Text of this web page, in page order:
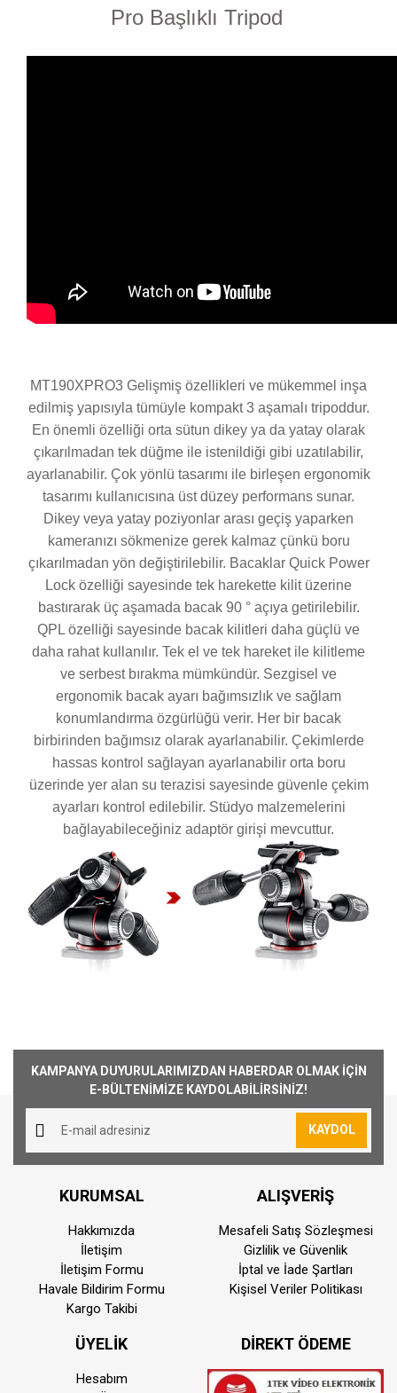
Pro Başlıklı Tripod
MT190XPRO3 Gelişmiş özellikleri ve mükemmel inşa
edilmiş yapısıyla tümüyle kompakt 3 aşamalı tripoddur.
En önemli özelliği orta sütun dikey ya da yatay olarak
çıkarılmadan tek düğme ile istenildiği gibi uzatılabilir,
ayarlanabilir. Çok yönlü tasarımı ile birleşen ergonomik
tasarımı kullanıcısına üst düzey performans sunar.
Dikey veya yatay poziyonlar arası geçiş yaparken
kameranızı sökmenize gerek kalmaz çünkü boru
çıkarılmadan yön değiştirilebilir. Bacaklar Quick Power
Lock özelliği sayesinde tek harekette kilit üzerine
bastırarak üç aşamada bacak 90 ° açıya getirilebilir.
QPL özelliği sayesinde bacak kilitleri daha güçlü ve
daha rahat kullanılır. Tek el ve tek hareket ile kilitleme
ve serbest bırakma mümkündür. Sezgisel ve
ergonomik bacak ayarı bağımsızlık ve sağlam
konumlandırma özgürlüğü verir. Her bir bacak
birbirinden bağımsız olarak ayarlanabilir. Çekimlerde
hassas kontrol sağlayan ayarlanabilir orta boru
üzerinde yer alan su terazisi sayesinde güvenle çekim
ayarları kontrol edilebilir. Stüdyo malzemelerini
bağlayabileceğiniz adaptör girişi mevcuttur.
Yorum Yaz
Ağırlık
3 kg
Üst Ek
vida
Bacak
Bölümleri
3
Yükseklik
KAMPANYA DUYURULARIMIZDAN HABERDAR OLMAK İÇİN
E-BÜLTENİMİZE KAYDOLABİLİRSİNİZ!
KAYDOL
KURUMSAL
Hakkımızda
İletişim
İletişim Formu
Havale Bildirim Formu
Kargo Takibi
ALIŞVERİŞ
Mesafeli Satış Sözleşmesi
Gizlilik ve Güvenlik
İptal ve İade Şartları
Kişisel Veriler Politikası
ÜYELİK
Hesabım
DİREKT ÖDEME